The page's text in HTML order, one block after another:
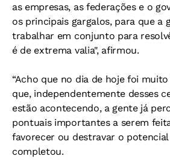
as empresas, as federações e o
os principais gargalos, para que a
trabalhar em conjunto para
é de extrema valia", afirmou.
“Acho que no dia de hoje foi
que, independentemente desses
estão acontecendo, a gente já
pontuais importantes a serem
favorecer ou destravar o potencial
completou.